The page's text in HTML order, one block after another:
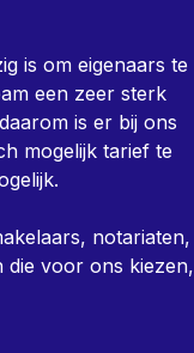
is om eigenaars te
een zeer sterk
is er bij ons
mogelijk tarief te
notariaten,
die voor ons kiezen,